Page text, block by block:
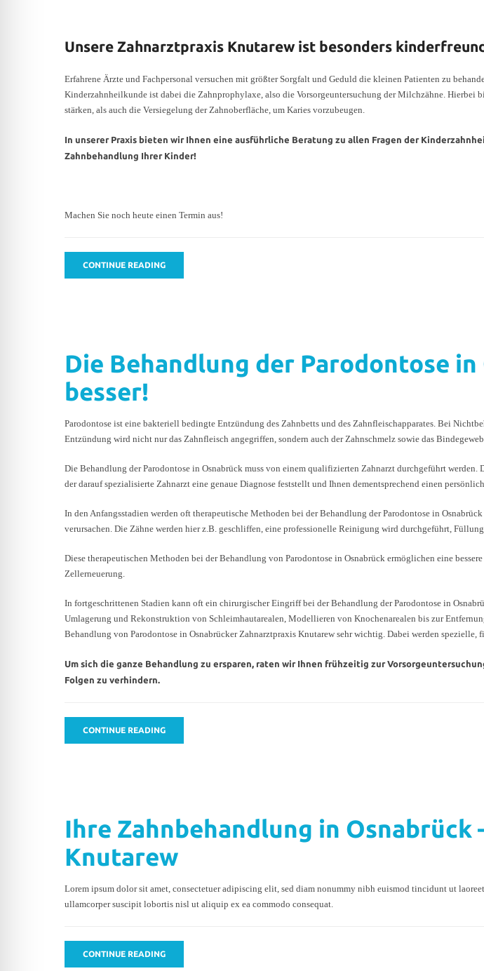
Unsere Zahnarztpraxis Knutarew ist besonders
Erfahrene Ärzte und Fachpersonal versuchen mit größter Sorgfalt und Geduld die kleinen Patienten zu
Kinderzahnheilkunde ist dabei die Zahnprophylaxe, also die Vorsorgeuntersuchung der Milchzähne.
stärken, als auch die Versiegelung der Zahnoberfläche, um Karies vorzubeugen.
In unserer Praxis bieten wir Ihnen eine ausführliche Beratung zu allen Fragen der
Zahnbehandlung Ihrer Kinder!
Machen Sie noch heute einen Termin aus!
CONTINUE READING
Die Behandlung der Parodontose
besser!
Parodontose ist eine bakteriell bedingte Entzündung des Zahnbetts und des Zahnfleischapparates. Bei
Entzündung wird nicht nur das Zahnfleisch angegriffen, sondern auch der Zahnschmelz sowie das
Die Behandlung der Parodontose in Osnabrück muss von einem qualifizierten Zahnarzt durchgeführt
der darauf spezialisierte Zahnarzt eine genaue Diagnose feststellt und Ihnen dementsprechend einen
In den Anfangsstadien werden oft therapeutische Methoden bei der Behandlung der Parodontose in
verursachen. Die Zähne werden hier z.B. geschliffen, eine professionelle Reinigung wird durchgeführt,
Diese therapeutischen Methoden bei der Behandlung von Parodontose in Osnabrück ermöglichen eine
Zellerneuerung.
In fortgeschrittenen Stadien kann oft ein chirurgischer Eingriff bei der Behandlung der Parodontose in
Umlagerung und Rekonstruktion von Schleimhautarealen, Modellieren von Knochenarealen bis zur
Behandlung von Parodontose in Osnabrücker Zahnarztpraxis Knutarew sehr wichtig. Dabei werden
Um sich die ganze Behandlung zu ersparen, raten wir Ihnen frühzeitig zur
Folgen zu verhindern.
CONTINUE READING
Ihre Zahnbehandlung in
Knutarew
Lorem ipsum dolor sit amet, consectetuer adipiscing elit, sed diam nonummy nibh euismod tincidunt ut
ullamcorper suscipit lobortis nisl ut aliquip ex ea commodo consequat.
CONTINUE READING